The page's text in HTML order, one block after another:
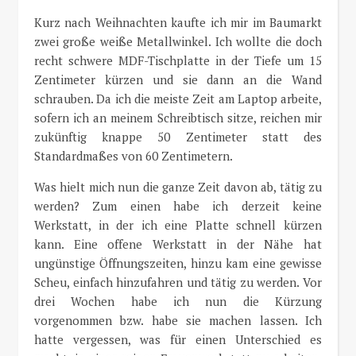
Kurz nach Weihnachten kaufte ich mir im Baumarkt
zwei große weiße Metallwinkel. Ich wollte die doch
recht schwere MDF-Tischplatte in der Tiefe um 15
Zentimeter kürzen und sie dann an die Wand
schrauben. Da ich die meiste Zeit am Laptop arbeite,
sofern ich an meinem Schreibtisch sitze, reichen mir
zukünftig knappe 50 Zentimeter statt des
Standardmaßes von 60 Zentimetern.
Was hielt mich nun die ganze Zeit davon ab, tätig zu
werden? Zum einen habe ich derzeit keine
Werkstatt, in der ich eine Platte schnell kürzen
kann. Eine offene Werkstatt in der Nähe hat
ungünstige Öffnungszeiten, hinzu kam eine gewisse
Scheu, einfach hinzufahren und tätig zu werden. Vor
drei Wochen habe ich nun die Kürzung
vorgenommen bzw. habe sie machen lassen. Ich
hatte vergessen, was für einen Unterschied es